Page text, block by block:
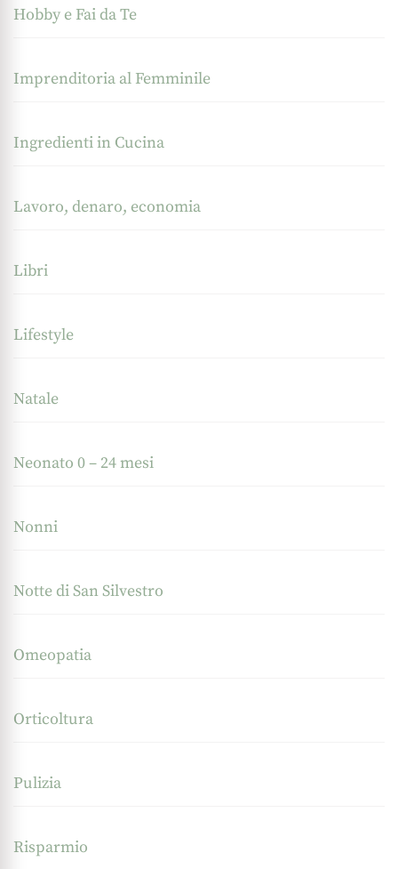
Hobby e Fai da Te
Imprenditoria al Femminile
Ingredienti in Cucina
Lavoro, denaro, economia
Libri
Lifestyle
Natale
Neonato 0 – 24 mesi
Nonni
Notte di San Silvestro
Omeopatia
Orticoltura
Pulizia
Risparmio